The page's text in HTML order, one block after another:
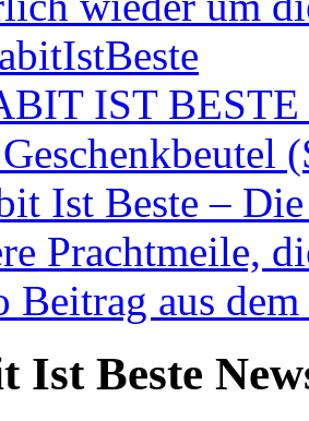
IST BESTE
Ist Beste –
Prachtmeile,
Beitrag aus
Ist Beste